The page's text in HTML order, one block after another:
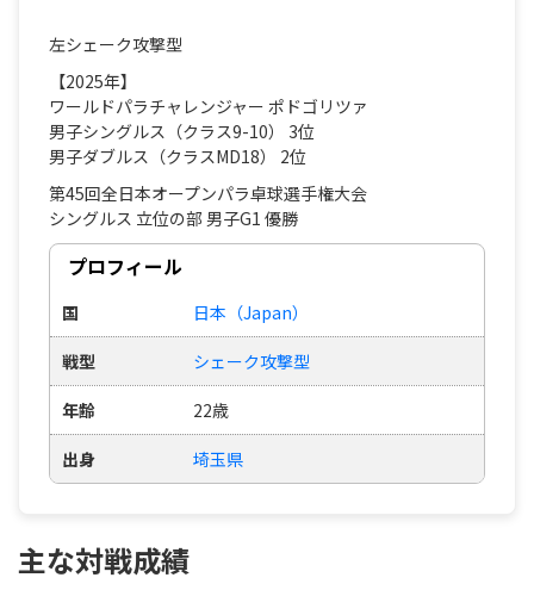
左シェーク攻撃型
【2025年】
ワールドパラチャレンジャー ポドゴリツァ
男子シングルス（クラス9-10） 3位
男子ダブルス（クラスMD18） 2位
第45回全日本オープンパラ卓球選手権大会
シングルス 立位の部 男子G1 優勝
プロフィール
国 日本（Japan）
戦型 シェーク攻撃型
年齢 22歳
出身 埼玉県
主な対戦成績